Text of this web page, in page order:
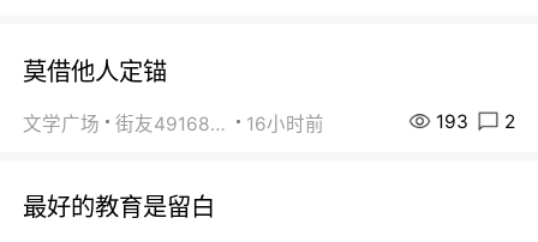
莫借他人定锚
文学广场 街友49168527 16小时前 193 2
最好的教育是留白